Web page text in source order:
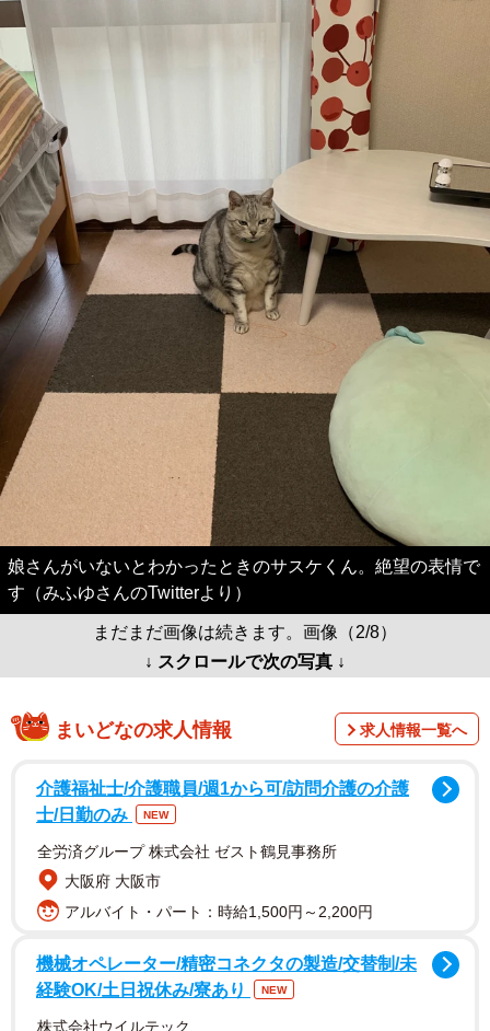
娘さんがいないとわかったときのサスケくん。絶望の表情で
す（みふゆさんのTwitterより）
まだまだ画像は続きます。画像（2/8）
↓ スクロールで次の写真 ↓
まいどなの求人情報 求人情報一覧へ
介護福祉士/介護職員/週1から可/訪問介護の介護
士/日勤のみ
NEW
全労済グループ 株式会社 ゼスト鶴見事務所
大阪府 大阪市
アルバイト・パート：時給1,500円～2,200円
機械オペレーター/精密コネクタの製造/交替制/未
経験OK/土日祝休み/寮あり
NEW
株式会社ウイルテック